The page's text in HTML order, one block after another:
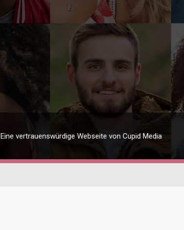
Eine vertrauenswürdige Webseite von Cupid Media